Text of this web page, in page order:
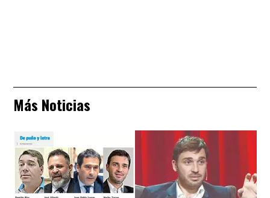
Más Noticias